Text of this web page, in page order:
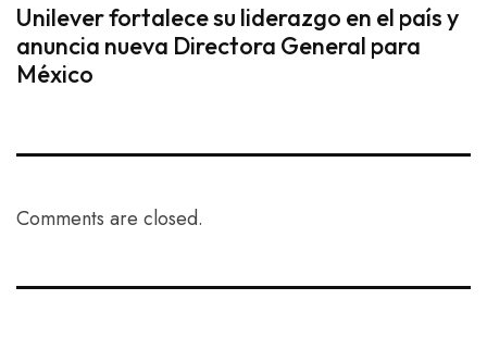
Unilever fortalece su liderazgo en el país y
anuncia nueva Directora General para
México
Comments are closed.